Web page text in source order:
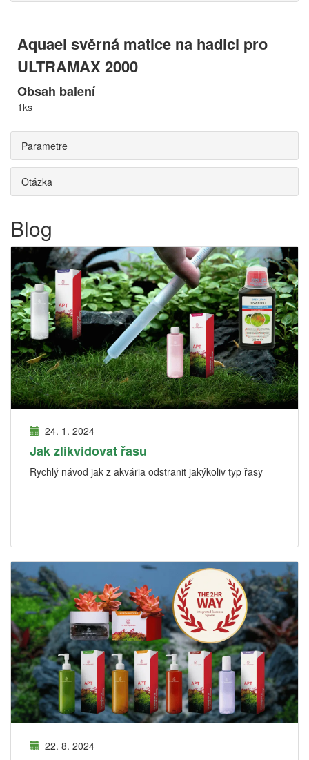
Aquael svěrná matice na hadici pro
ULTRAMAX 2000
Obsah balení
1ks
Parametre
Otázka
Blog
24. 1. 2024
Jak zlikvidovat řasu
Rychlý návod jak z akvária odstranit jakýkoliv typ řasy
22. 8. 2024